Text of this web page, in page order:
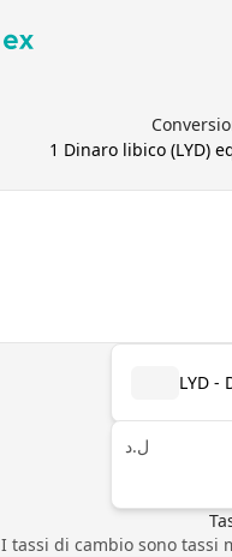
1 Dinaro libico(LYD)
LYD -
ل.د
I tassi di cambio sono tassi